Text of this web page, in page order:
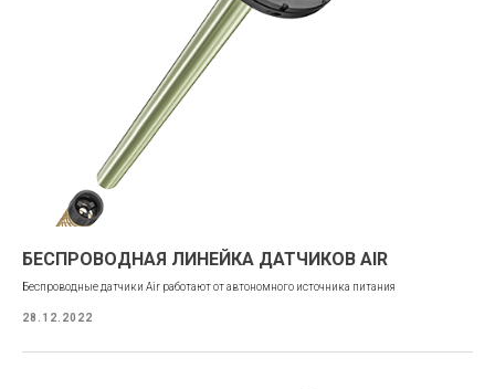
БЕСПРОВОДНАЯ ЛИНЕЙКА ДАТЧИКОВ AIR
Беспроводные датчики Air работают от автономного источника питания
28.12.2022